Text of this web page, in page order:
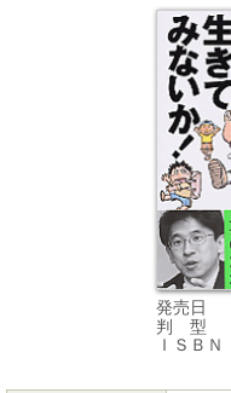
発売日
判 型
ＩＳＢＮ